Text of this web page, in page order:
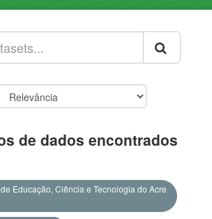
de dados encontrados
Educação, Ciência e Tecnologia do Acre